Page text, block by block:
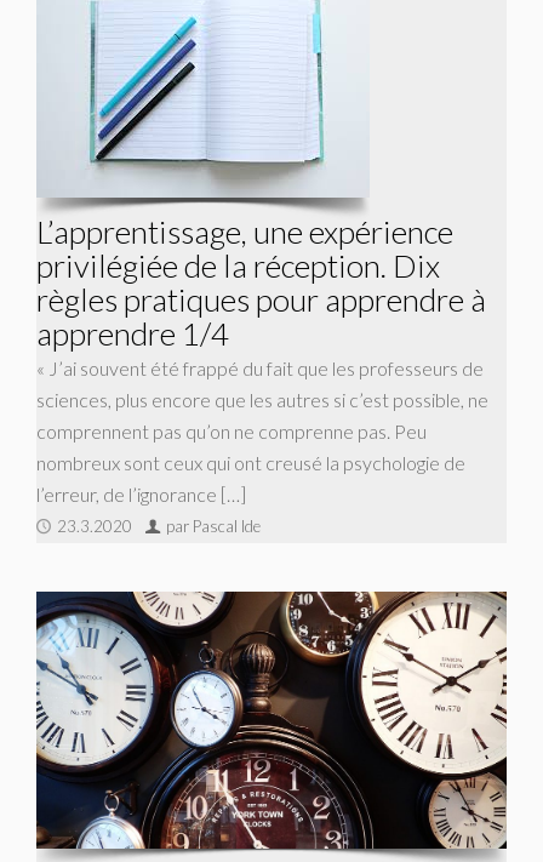
L’apprentissage, une expérience
privilégiée de la réception. Dix
règles pratiques pour apprendre à
apprendre 1/4
« J’ai souvent été frappé du fait que les professeurs de
sciences, plus encore que les autres si c’est possible, ne
comprennent pas qu’on ne comprenne pas. Peu
nombreux sont ceux qui ont creusé la psychologie de
l’erreur, de l’ignorance […]
23.3.2020 par Pascal Ide